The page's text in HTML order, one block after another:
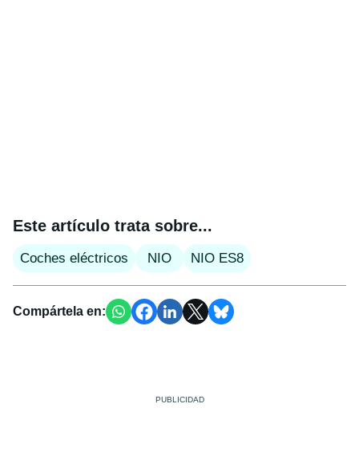
Este artículo trata sobre...
Coches eléctricos NIO NIO ES8
Compártela en: